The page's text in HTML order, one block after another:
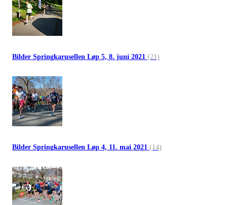
Bilder Springkarusellen Løp 5, 8. juni 2021 (21)
Bilder Springkarusellen Løp 4, 11. mai 2021 (14)